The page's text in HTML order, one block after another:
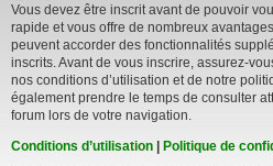
Vous devez être inscrit avant de pouvoir
rapide et vous offre de nombreux
peuvent accorder des fonctionnalités
inscrits. Avant de vous inscrire, assurez-
nos conditions d’utilisation et de notre
également prendre le temps de consulter
forum lors de votre navigation.
Conditions d’utilisation | Politique de